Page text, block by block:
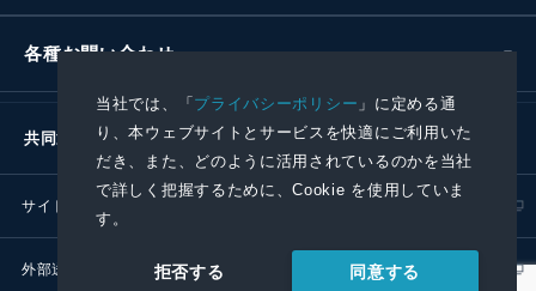
当社では、「プライバシーポリシー 」に定める通
り、本ウェブサイトとサービスを快適にご利用いた
だき、また、どのように活用されているのかを当社
で詳しく把握するために、Cookie を使用していま
す。
拒否する 同意する
各種お問い合わせ
共同通信社グループ
サイトポリシー
外部送信ポリシー プレスリリース取扱基準